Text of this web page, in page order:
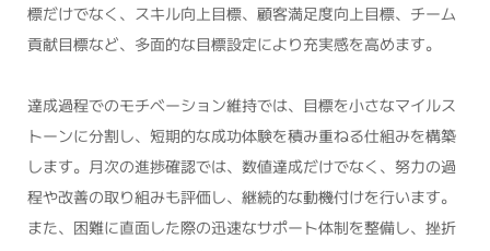
標だけでなく、スキル向上目標、顧客満足度向上目標、チーム
貢献目標など、多面的な目標設定により充実感を高めます。
達成過程でのモチベーション維持では、目標を小さなマイルス
トーンに分割し、短期的な成功体験を積み重ねる仕組みを構築
します。月次の進捗確認では、数値達成だけでなく、努力の過
程や改善の取り組みも評価し、継続的な動機付けを行います。
また、困難に直面した際の迅速なサポート体制を整備し、挫折